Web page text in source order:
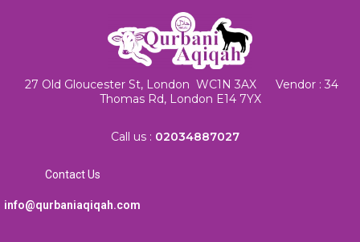
27 Old Gloucester St, London WC1N 3AX Vendor : 34
Thomas Rd, London E14 7YX
Call us : 02034887027
Contact Us
info@qurbaniaqiqah.com